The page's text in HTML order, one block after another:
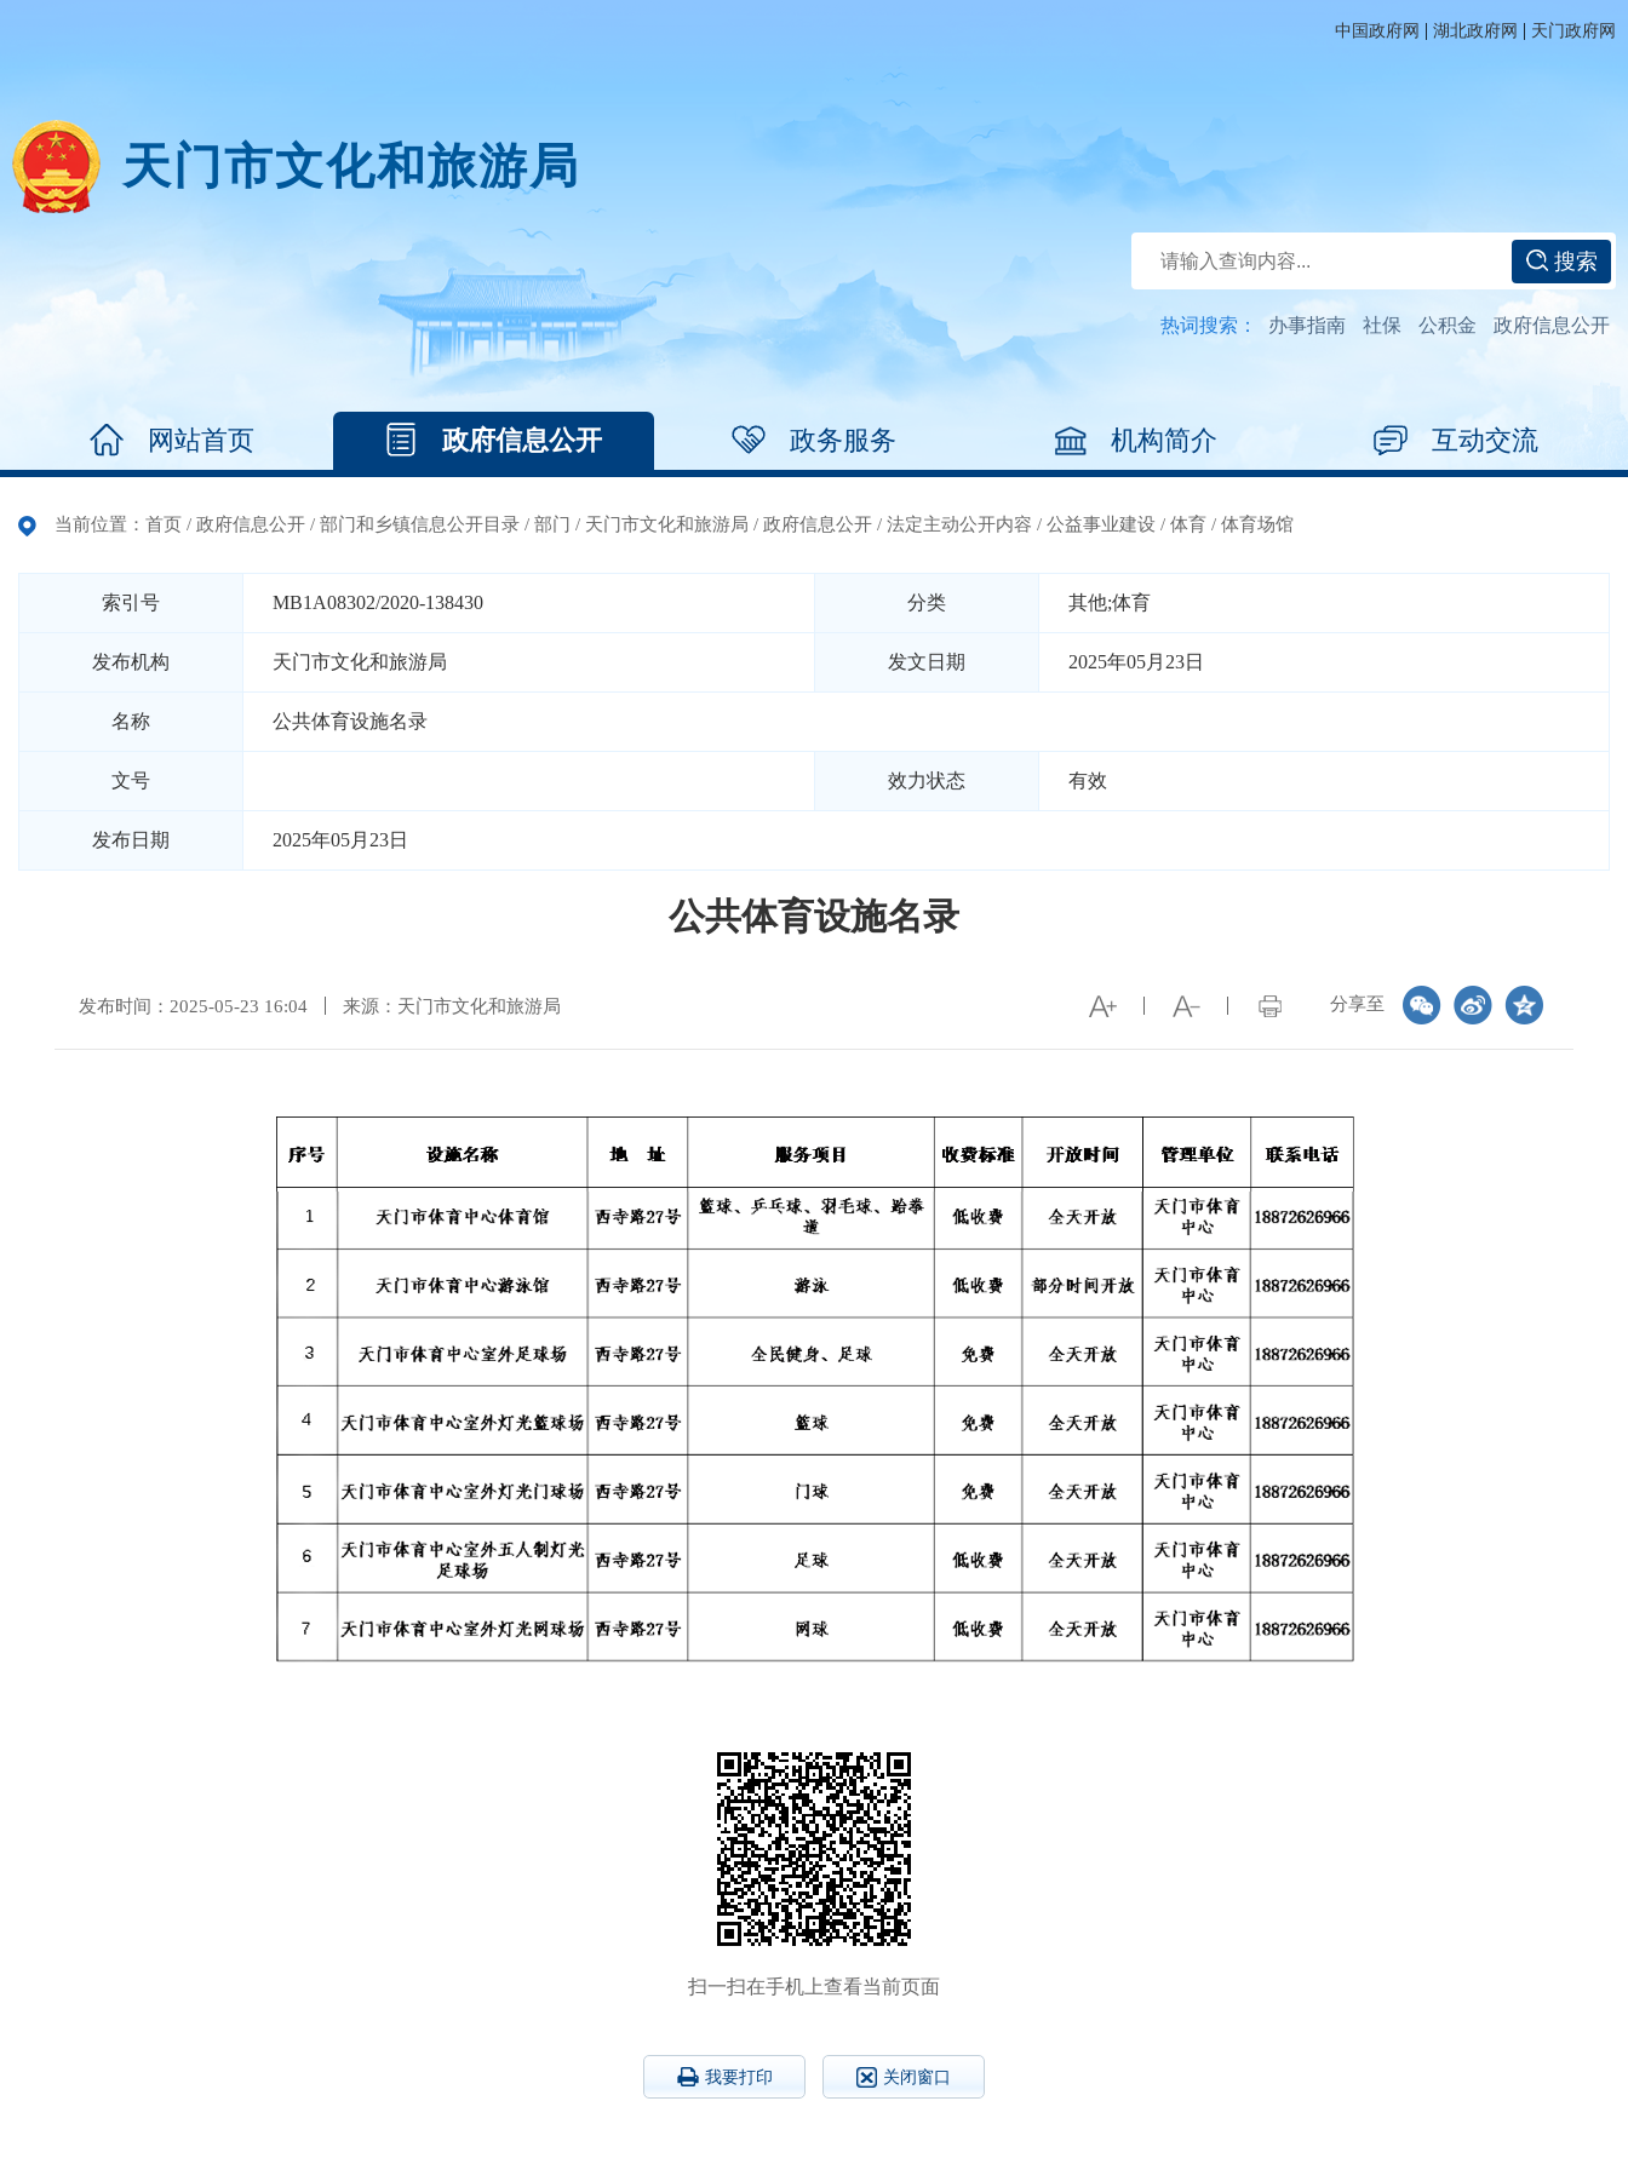
中国政府网 | 湖北政府网 | 天门政府网
天门市文化和旅游局
搜索
热词搜索： 办事指南 社保 公积金 政府信息公开
网站首页 政府信息公开 政务服务 机构简介 互动交流
当前位置： 首页 / 政府信息公开 / 部门和乡镇信息公开目录 / 部门 / 天门市文化和旅游局 / 政府信息公开 / 法定主动公开内容 / 公益事业建设 / 体育 / 体育场馆
索引号 MB1A08302/2020-138430 分类 其他;体育
发布机构 天门市文化和旅游局 发文日期 2025年05月23日
名称 公共体育设施名录
文号 效力状态 有效
发布日期 2025年05月23日
公共体育设施名录
分享至
发布时间：2025-05-23 16:04 来源：天门市文化和旅游局
扫一扫在手机上查看当前页面
我要打印 关闭窗口